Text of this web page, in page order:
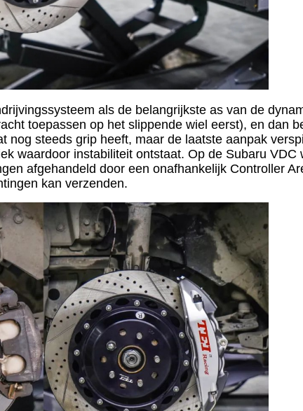
als de belangrijkste as van de
toepassen op het slippende wiel eerst), en dan
nog steeds grip heeft, maar de laatste aanpak
waardoor instabiliteit ontstaat. Op de Subaru VDC
afgehandeld door een onafhankelijk Controller
kan verzenden.